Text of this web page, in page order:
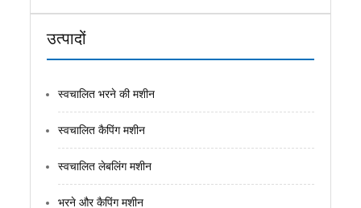
उत्पादों
स्वचालित भरने की मशीन
स्वचालित कैपिंग मशीन
स्वचालित लेबलिंग मशीन
भरने और कैपिंग मशीन